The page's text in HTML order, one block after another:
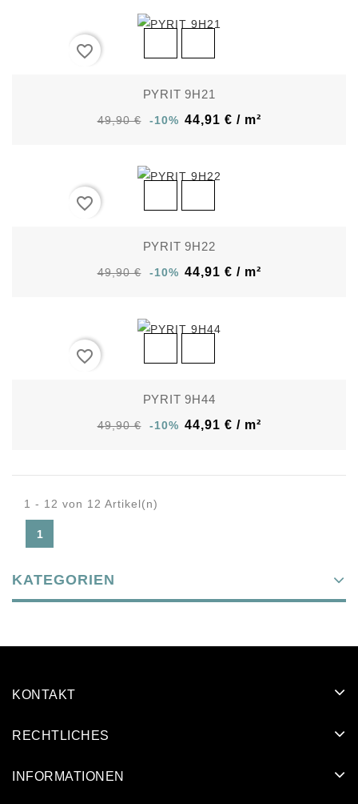
favorite_border
PYRIT 9H21
49,90 € -10% 44,91 € / m²
favorite_border
PYRIT 9H22
49,90 € -10% 44,91 € / m²
favorite_border
PYRIT 9H44
49,90 € -10% 44,91 € / m²
1 - 12 von 12 Artikel(n)
1
KATEGORIEN
KONTAKT
RECHTLICHES
INFORMATIONEN